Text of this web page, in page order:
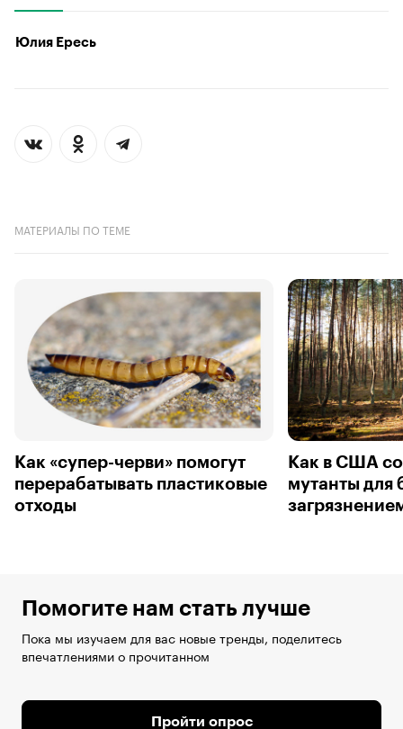
Юлия Ересь
МАТЕРИАЛЫ ПО ТЕМЕ
Как «супер-черви» помогут
перерабатывать пластиковые
отходы
Как в США
мутанты для
Помогите нам стать лучше
Пока мы изучаем для вас новые тренды, поделитесь
впечатлениями о прочитанном
Пройти опрос